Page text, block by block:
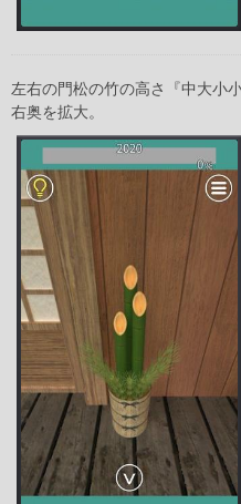
左右の門松の竹の高さ『中大小
右奥を拡大。